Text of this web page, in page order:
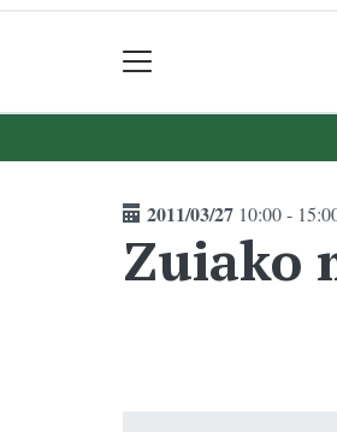
2011/03/27 10:00 -
Zuiako